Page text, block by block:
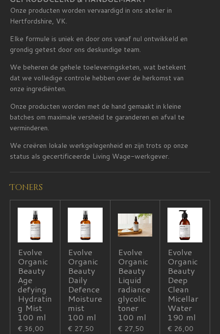
Onze producten worden vervaardigd in ons atelier in
Hertfordshire, VK.
Elke formule is uniek en door ons vanaf nul ontwikkeld en
grondig getest door ons deskundige team.
We beheren de gehele toeleveringsketen, wat betekent
dat we volledige controle hebben over de herkomst van
onze ingrediënten.
Onze producten worden met de hand gemaakt in kleine
batches om maximale versheid te garanderen en afval te
verminderen.
We creëren lokale werkgelegenheid en zijn trots op onze
status als gecertificeerde Living Wage-werkgever.
Toners
Evolve
Organic
Beauty
Age
defying
Hydratin
g Mist
100 ml
€ 36,00
Evolve
Organic
Beauty
Daily
Defence
Moisture
mist
100 ml
€ 27,50
Evolve
Organic
Beauty
Liquid
radiance
glycolic
toner
100 ml
€ 27,50
Evolve
Organic
Beauty
Deep
Clean
Micellar
Water
190 ml
€ 26,00